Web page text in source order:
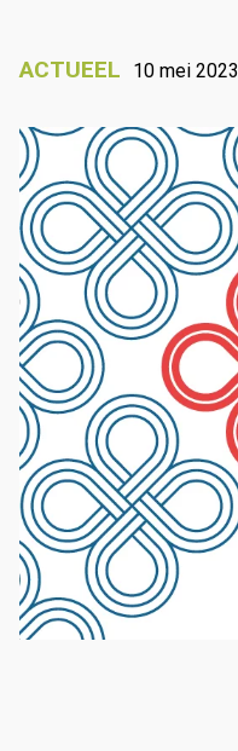
ACTUEEL 10 mei 2023